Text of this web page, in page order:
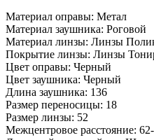
Материал оправы: Метал
Материал заушника: Роговой
Материал линзы: Линзы
Покрытие линзы: Линзы
Цвет оправы: Черный
Цвет заушника: Черный
Длина заушника: 136
Размер переносицы: 18
Размер линзы: 52
Межцентровое расстояние: 62